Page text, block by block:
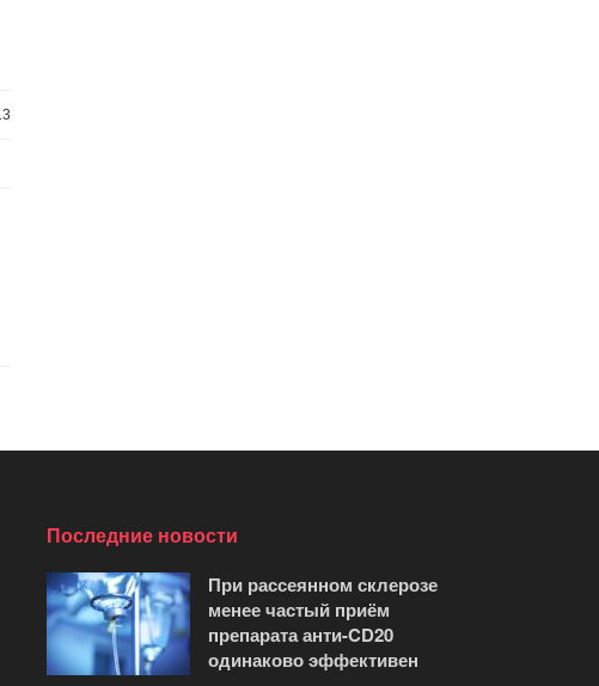
Последние новости
При рассеянном склерозе
менее частый приём
препарата анти-CD20
одинаково эффективен